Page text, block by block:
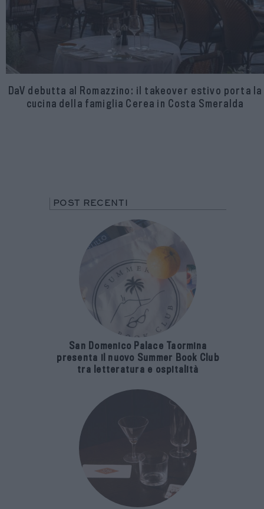
DaV debutta al Romazzino: il takeover estivo porta la
cucina della famiglia Cerea in Costa Smeralda
POST RECENTI
San Domenico Palace Taormina
presenta il nuovo Summer Book Club
tra letteratura e ospitalità